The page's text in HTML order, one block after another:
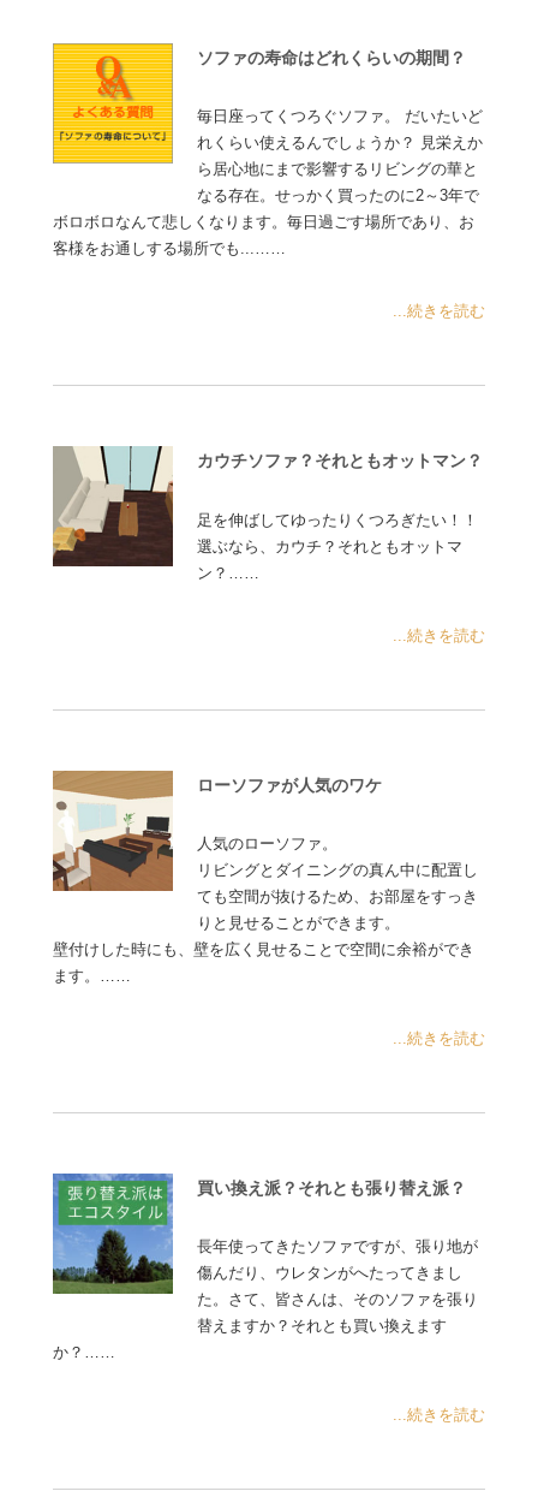
ソファの寿命はどれくらいの期間？
毎日座ってくつろぐソファ。 だいたいど
れくらい使えるんでしょうか？ 見栄えか
ら居心地にまで影響するリビングの華と
なる存在。せっかく買ったのに2～3年で
ボロボロなんて悲しくなります。毎日過ごす場所であり、お
客様をお通しする場所でも...……
...続きを読む
カウチソファ？それともオットマン？
足を伸ばしてゆったりくつろぎたい！！
選ぶなら、カウチ？それともオットマ
ン？……
...続きを読む
ローソファが人気のワケ
人気のローソファ。
リビングとダイニングの真ん中に配置し
ても空間が抜けるため、お部屋をすっき
りと見せることができます。
壁付けした時にも、壁を広く見せることで空間に余裕ができ
ます。……
...続きを読む
買い換え派？それとも張り替え派？
長年使ってきたソファですが、張り地が
傷んだり、ウレタンがへたってきまし
た。さて、皆さんは、そのソファを張り
替えますか？それとも買い換えます
か？……
...続きを読む